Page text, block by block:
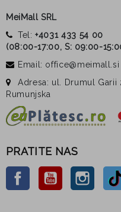
MeiMall SRL
Tel:+4031 433 54 00
(08:00-17:00, S: 09:00-
Email: office@meimall.si
Adresa: ul. Drumul Garii
Rumunjska
PRATITE NAS
FacebookYouTube